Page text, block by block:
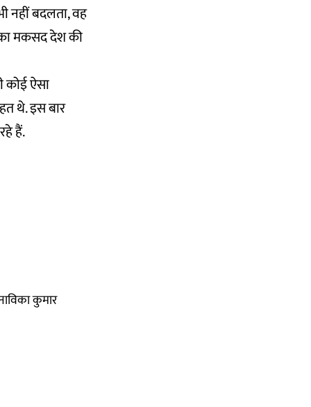
नहीं बदलता, वह
मकसद देश की
कोई ऐसा
थे. इस बार
हैं.
कुमार